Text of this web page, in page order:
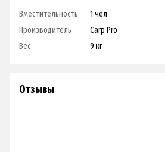
Вместительность
1 чел
Производитель
Carp Pro
Вес
9 кг
Отзывы